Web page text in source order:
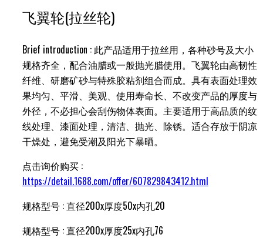
飞翼轮(拉丝轮)
Brief introduction : 此产品适用于拉丝用，各种砂号及大小
规格齐全，配合油腊或一般抛光腊使用。飞翼轮由高韧性
纤维、研磨矿砂与特殊胶粘剂组合而成。具有表面处理效
果均匀、平滑、美观、使用寿命长、不改变产品的厚度与
外径，不必担心会刮伤物体表面。主要适用于高品质的纹
线处理、漆面处理，清洁、抛光、除锈。适合存放于阴凉
干燥处，避免受潮及阳光下暴晒。
点击询价购买 :
https://detail.1688.com/offer/607829843412.html
规格型号 : 直径200x厚度50x内孔20
规格型号 : 直径200x厚度25x内孔76